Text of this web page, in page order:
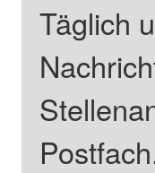
Täglich